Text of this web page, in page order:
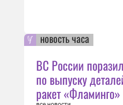
новость часа
ВС России
по выпуску
ракет